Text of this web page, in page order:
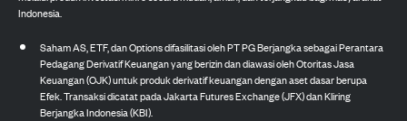
Indonesia.
Saham AS, ETF, dan Options difasilitasi oleh PT PG Berjangka sebagai Perantara
Pedagang Derivatif Keuangan yang berizin dan diawasi oleh Otoritas Jasa
Keuangan (OJK) untuk produk derivatif keuangan dengan aset dasar berupa
Efek. Transaksi dicatat pada Jakarta Futures Exchange (JFX) dan Kliring
Berjangka Indonesia (KBI).